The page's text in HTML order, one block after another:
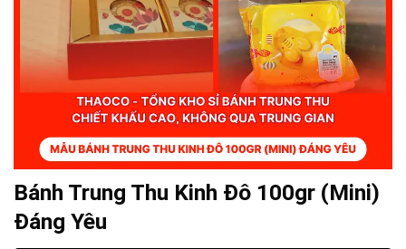
Bánh Trung Thu Kinh Đô 100gr (Mini)
Đáng Yêu